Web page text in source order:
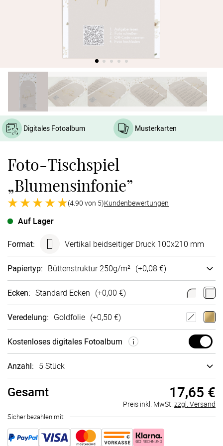
Digitales Fotoalbum Musterkarten
Foto-Tischspiel
„Blumensinfonie”
(4.90 von 5)Kundenbewertungen
Auf Lager
Format: Vertikal beidseitiger Druck 100x210 mm
Papiertyp: Bütten­struktur 250g/m² (+0,08 €)
Ecken: Standard Ecken (+0,00 €)
Veredelung: Goldfolie (+0,50 €)
Kosten­loses digi­tales Foto­album
Anzahl: 5 Stück
Gesamt 17,65 €
Preis inkl. MwSt. zzgl. Versand
Sicher bezahlen mit: